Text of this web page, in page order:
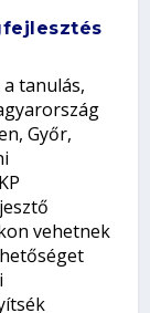
tanulás,
Győr,
vehetnek